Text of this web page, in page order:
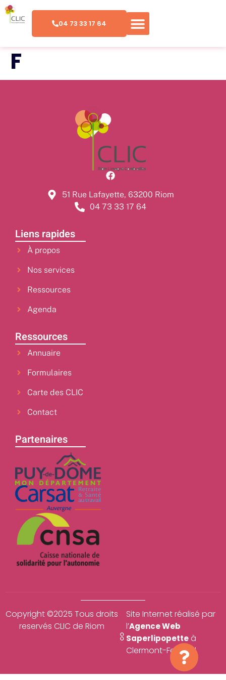
04 73 33 17 64
F
51 Rue Lafayette, 63200 Riom
04 73 33 17 64
Liens rapides
À propos
Nos services
Ressources
Agenda
Ressources
Annuaire
Formulaires
Carte des CLIC
Contact
Partenaires
Copyright ©2025 Tous droits
reservés CLIC de Riom
Site Internet réalisé par
l’Agence Web
Saperlipopetteà
Clermont-Ferrand